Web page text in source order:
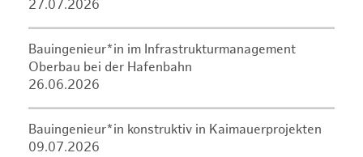
27.07.2026
Bauingenieur*in im Infrastrukturmanagement
Oberbau bei der Hafenbahn
26.06.2026
Bauingenieur*in konstruktiv in Kaimauerprojekten
09.07.2026